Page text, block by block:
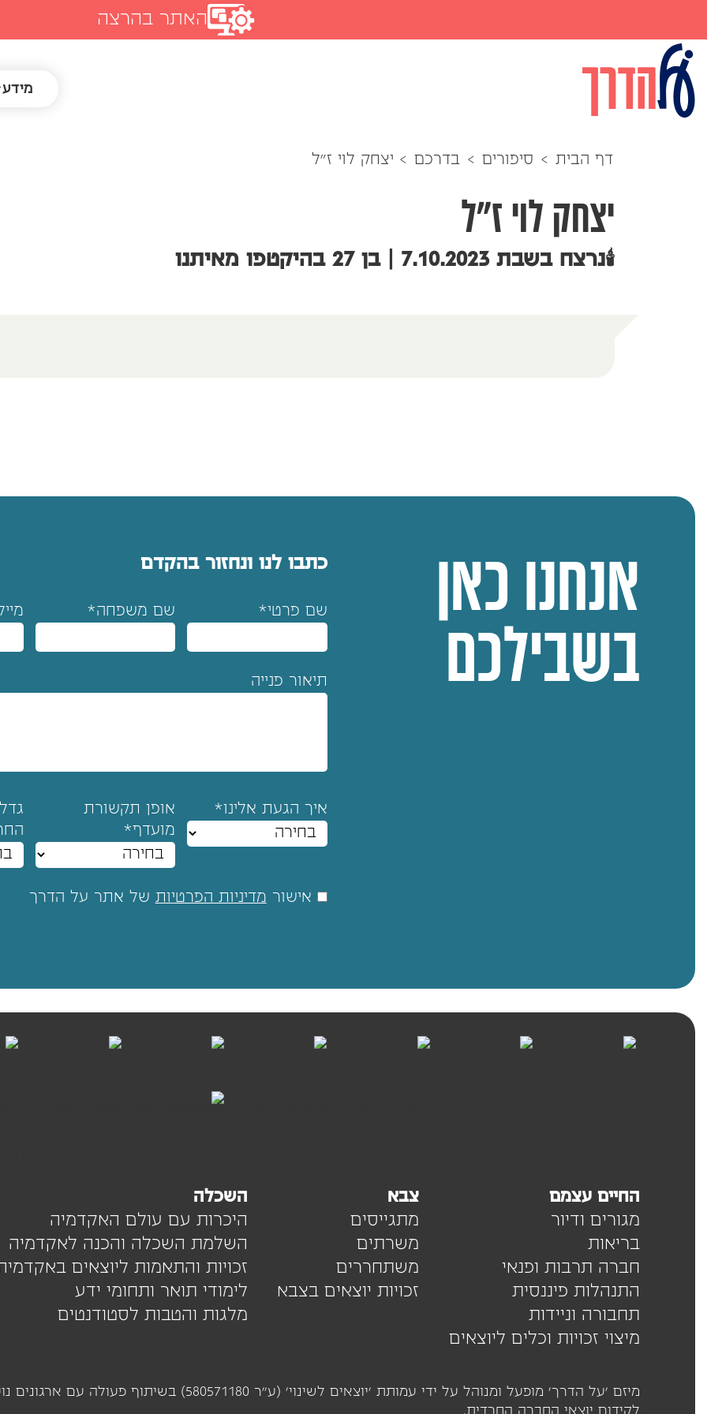
האתר בהרצה
מידע
דף הבית > סיפורים > בדרכם > יצחק לוי ז"ל
יצחק לוי ז"ל
🕯️נרצח בשבת 7.10.2023 | בן 27 בהיקטפו מאיתנו
אנחנו כאן
בשבילכם
כתבו לנו ונחזור בהקדם
שם פרטי* שם משפחה*
תיאור פנייה
איך הגעת אלינו*
אופן תקשורת
מועדף*
אישור מדיניות הפרטיות של אתר על הדרך
החיים עצמם
מגורים ודיור
בריאות
חברה תרבות ופנאי
התנהלות פיננסית
תחבורה וניידות
מיצוי זכויות וכלים ליוצאים
צבא
מתגייסים
משרתים
משתחררים
זכויות יוצאים בצבא
השכלה
היכרות עם עולם האקדמיה
השלמת השכלה והכנה לאקדמיה
זכויות והתאמות ליוצאים
לימודי תואר ותחומי ידע
מלגות והטבות לסטודנטים
מיזם 'על הדרך' מופעל ומנוהל על ידי עמותת 'יוצאים